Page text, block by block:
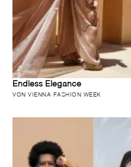
Endless Elegance
VON VIENNA FASHION WEEK